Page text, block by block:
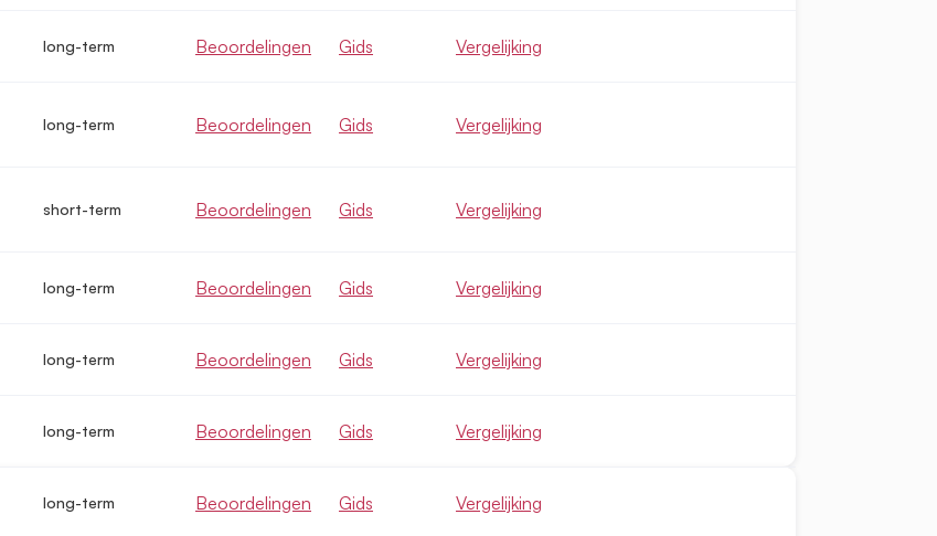
long-term Beoordelingen Gids Vergelijking
long-term Beoordelingen Gids Vergelijking
short-term Beoordelingen Gids Vergelijking
long-term Beoordelingen Gids Vergelijking
long-term Beoordelingen Gids Vergelijking
long-term Beoordelingen Gids Vergelijking
long-term Beoordelingen Gids Vergelijking